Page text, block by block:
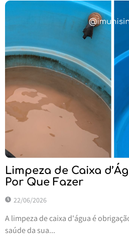
Limpeza de Caixa
Por Que Fazer
22/06/2026
A limpeza de caixa d'água é
saúde da sua...